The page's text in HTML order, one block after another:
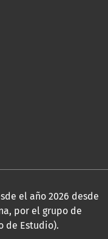
el año 2026 desde
por el grupo de
de Estudio).